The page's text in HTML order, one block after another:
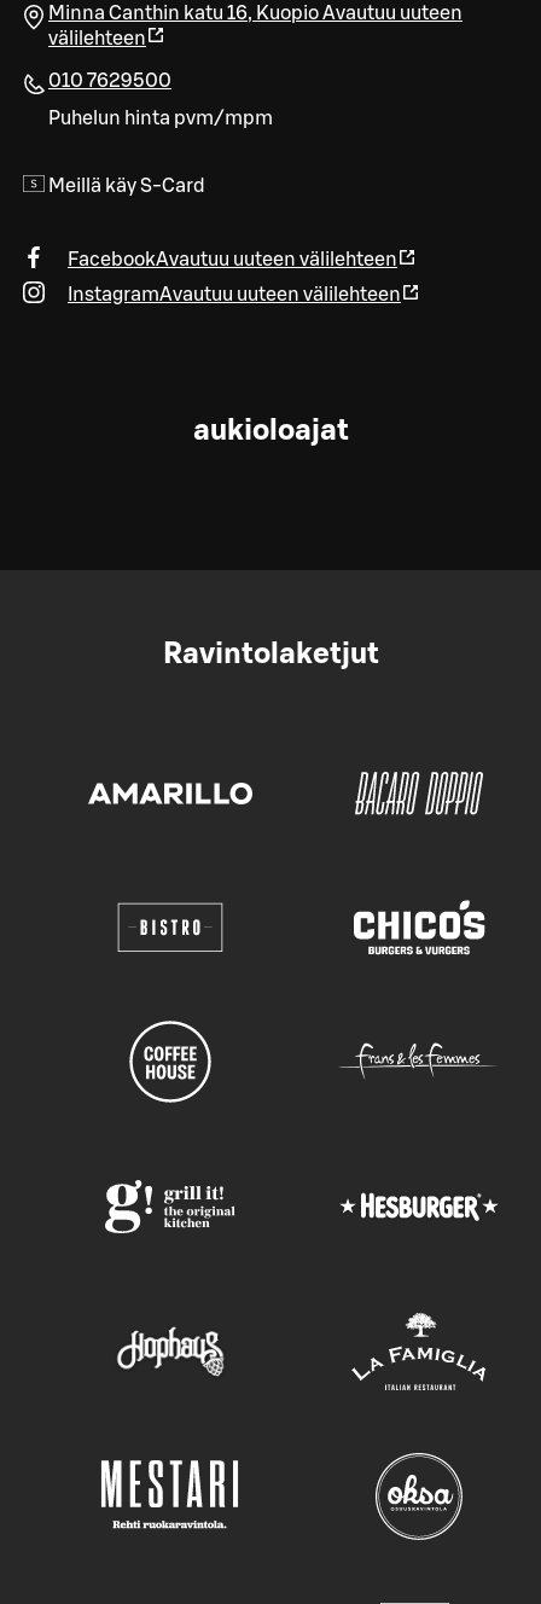
Minna Canthin katu 16, KuopioAvautuu uuteen
välilehteen
010 7629500
Puhelun hinta pvm/mpm
Meillä käy S-Card
FacebookAvautuu uuteen välilehteen
InstagramAvautuu uuteen välilehteen
aukioloajat
Ravintolaketjut